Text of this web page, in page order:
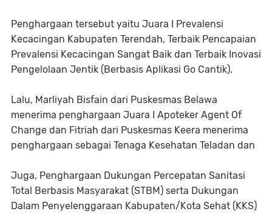
Penghargaan tersebut yaitu Juara I Prevalensi
Kecacingan Kabupaten Terendah, Terbaik Pencapaian
Prevalensi Kecacingan Sangat Baik dan Terbaik Inovasi
Pengelolaan Jentik (Berbasis Aplikasi Go Cantik).
Lalu, Marliyah Bisfain dari Puskesmas Belawa
menerima penghargaan Juara I Apoteker Agent Of
Change dan Fitriah dari Puskesmas Keera menerima
penghargaan sebagai Tenaga Kesehatan Teladan dan
Juga, Penghargaan Dukungan Percepatan Sanitasi
Total Berbasis Masyarakat (STBM) serta Dukungan
Dalam Penyelenggaraan Kabupaten/Kota Sehat (KKS)